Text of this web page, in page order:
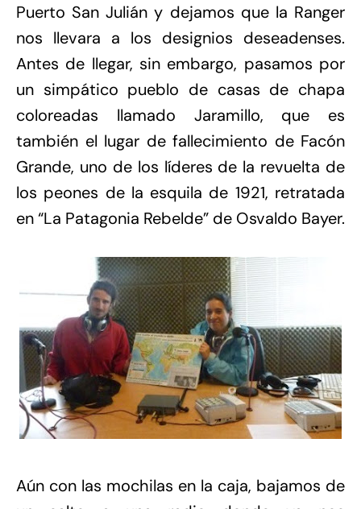
Puerto San Julián y dejamos que la Ranger
nos llevara a los designios deseadenses.
Antes de llegar, sin embargo, pasamos por
un simpático pueblo de casas de chapa
coloreadas llamado Jaramillo, que es
también el lugar de fallecimiento de Facón
Grande, uno de los líderes de la revuelta de
los peones de la esquila de 1921, retratada
en “La Patagonia Rebelde” de Osvaldo Bayer.
Aún con las mochilas en la caja, bajamos de